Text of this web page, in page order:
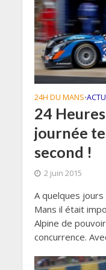
24H DU MANS•
24
journée
second !
2 juin 2015
A quelques
Mans il était
Alpine de
concurrence.